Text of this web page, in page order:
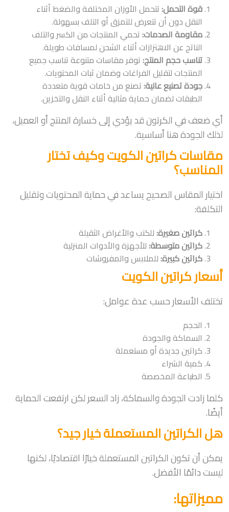
قوة التحمل:تتحمل الأوزان المختلفة والضغط أثناء
النقل دون أن تتعرض للتمزق أو التلف بسهولة.
مقاومة الصدمات:تحمي المنتجات من الكسر والتلف
الناتج عن الاهتزازات أثناء الشحن لمسافات طويلة.
تناسب حجم المنتج:توفر مقاسات متنوعة تناسب جميع
المنتجات لتقليل الفراغات وضمان ثبات المحتويات.
جودة تصنيع عالية:تصنع من خامات قوية متعددة
الطبقات لضمان حماية مثالية أثناء النقل والتخزين.
أي ضعف في الكرتون قد يؤدي إلى خسارة المنتج أو العميل،
لذلك الجودة هنا أساسية.
مقاسات كراتين الكويت وكيف تختار
المناسب؟
اختيار المقاس الصحيح يساعد في حماية المحتويات وتقليل
التكلفة:
كراتين صغيرة:للكتب والأغراض الثقيلة
كراتين متوسطة:للأجهزة والأدوات المنزلية
كراتين كبيرة:للملابس والمفروشات
أسعار كراتين الكويت
تختلف الأسعار حسب عدة عوامل:
الحجم
السماكة والجودة
كراتين جديدة أو مستعملة
كمية الشراء
الطباعة المخصصة
كلما زادت الجودة والسماكة، زاد السعر لكن ارتفعت الحماية
أيضًا.
هل الكراتين المستعملة خيار جيد؟
يمكن أن تكون الكراتين المستعملة خيارًا اقتصاديًا، لكنها
ليست دائمًا الأفضل.
مميزاتها: